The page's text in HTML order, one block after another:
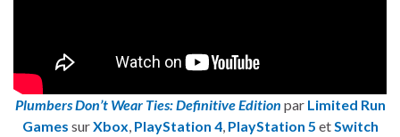
Plumbers Don’t Wear Ties: Definitive Edition par Limited Run
Games surXbox, PlayStation 4, PlayStation 5 etSwitch